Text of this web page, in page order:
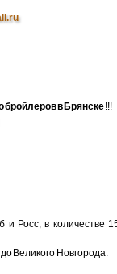
бройлеров в Брянске!!!
и Росс, в количестве
Великого Новгорода.